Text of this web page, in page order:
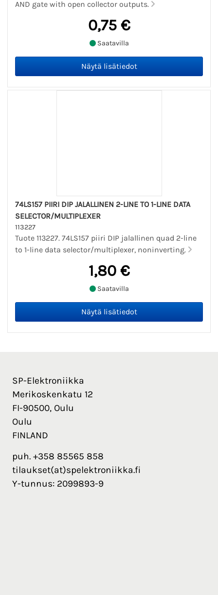
AND gate with open collector outputs.
0,75 €
Saatavilla
74LS157 PIIRI DIP JALALLINEN 2-LINE TO 1-LINE DATA
SELECTOR/MULTIPLEXER
113227
Tuote 113227. 74LS157 piiri DIP jalallinen quad 2-line
to 1-line data selector/multiplexer, noninverting.
1,80 €
Saatavilla
SP-Elektroniikka
Merikoskenkatu 12
FI-90500, Oulu
Oulu
FINLAND
puh. +358 85565 858
tilaukset(at)spelektroniikka.fi
Y-tunnus: 2099893-9